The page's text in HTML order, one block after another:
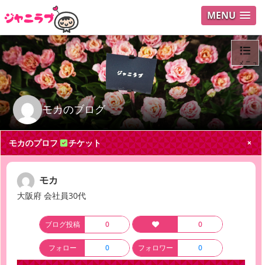
MENU
モカのブログ
メニュ
ログイ
Search
モカのプロフ チケット
モカ
大阪府 会社員30代
ブログ投稿 0 0
フォロー 0 フォロワー 0